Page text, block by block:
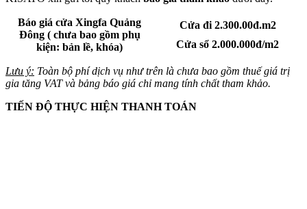
Báo giá cửa Xingfa Quảng
Đông ( chưa bao gồm phụ
kiện: bản lề, khóa)
Cửa đi 2.300.00đ.m2
Cửa sổ 2.000.000đ/m2
Lưu ý: Toàn bộ phí dịch vụ như trên là chưa bao gồm thuế giá trị
gia tăng VAT và bảng báo giá chỉ mang tính chất tham khảo.
TIẾN ĐỘ THỰC HIỆN THANH TOÁN